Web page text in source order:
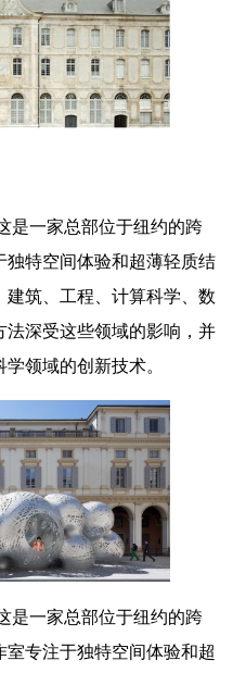
是一家总部位于纽约的跨
特空间体验和超薄轻质结
筑、工程、计算科学、数
深受这些领域的影响，并
领域的创新技术。
是一家总部位于纽约的跨
专注于独特空间体验和超